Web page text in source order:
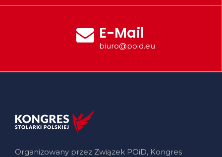
E-Mail
biuro@poid.eu
Organizowany przez Związek POiD, Kongres